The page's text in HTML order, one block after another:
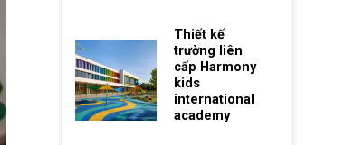
Thiết kế
trường liên
cấp Harmony
kids
international
academy